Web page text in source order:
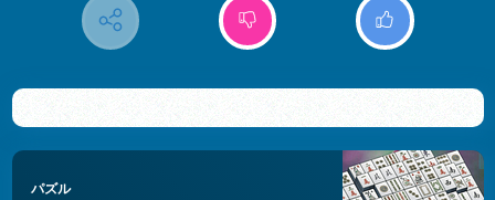
パズル